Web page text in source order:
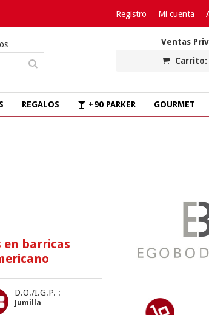
Registro Mi cuenta
Ventas
Carrito:
REGALOS +90 PARKER GOURMET
en barricas
D.O./I.G.P. :
Jumilla